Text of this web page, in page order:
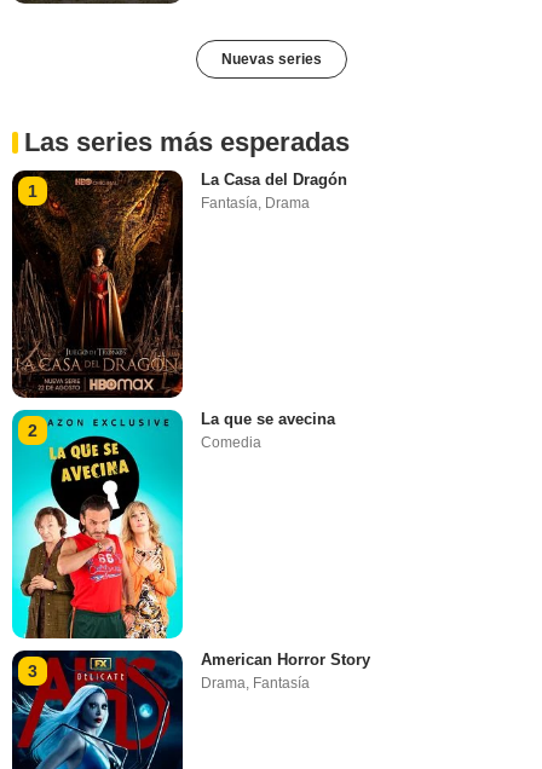
Nuevas series
Las series más esperadas
1
La Casa del Dragón
Fantasía, Drama
2
La que se avecina
Comedia
3
American Horror Story
Drama Fantasía